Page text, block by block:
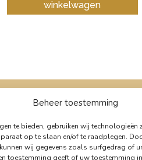
Beheer toestemming
te bieden, gebruiken wij
op te slaan en/of te raadplegen.
wij gegevens zoals surfgedrag of
toestemming geeft of uw toestemming
winkelwagen
Social Media